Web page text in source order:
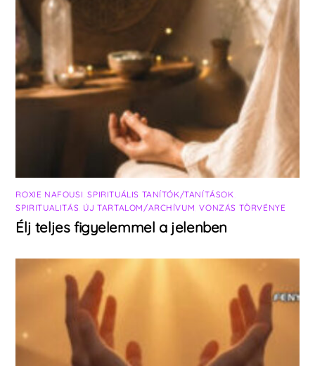
ROXIE NAFOUSI ,SPIRITUÁLIS TANÍTÓK/TANÍTÁSOK
SPIRITUALITÁS ÚJ TARTALOM/ARCHÍVUM ,VONZÁS TÖRVÉNYE
Élj teljes figyelemmel a jelenben